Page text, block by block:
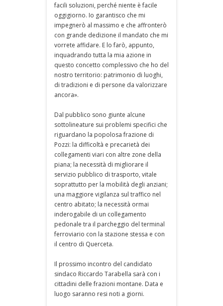
facili soluzioni, perché niente è facile
oggigiorno. Io garantisco che mi
impegnerò al massimo e che affronterò
con grande dedizione il mandato che mi
vorrete affidare. E lo farò, appunto,
inquadrando tutta la mia azione in
questo concetto complessivo che ho del
nostro territorio: patrimonio di luoghi,
di tradizioni e di persone da valorizzare
ancora».
Dal pubblico sono giunte alcune
sottolineature sui problemi specifici che
riguardano la popolosa frazione di
Pozzi: la difficoltà e precarietà dei
collegamenti viari con altre zone della
piana; la necessità di migliorare il
servizio pubblico di trasporto, vitale
soprattutto per la mobilità degli anziani;
una maggiore vigilanza sul traffico nel
centro abitato; la necessità ormai
inderogabile di un collegamento
pedonale tra il parcheggio del terminal
ferroviario con la stazione stessa e con
il centro di Querceta.
Il prossimo incontro del candidato
sindaco Riccardo Tarabella sarà con i
cittadini delle frazioni montane. Data e
luogo saranno resi noti a giorni.